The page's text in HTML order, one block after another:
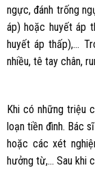
ngực, đánh trống
áp) hoặc huyết áp
huyết áp thấp),…
nhiều, tê tay chân,
Khi có những triệu
loạn tiền đình. Bác
hoặc các xét
hưởng từ,… Sau khi